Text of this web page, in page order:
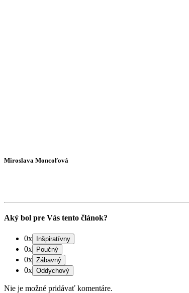
Miroslava Moncoľová
Aký bol pre Vás tento článok?
0x
0x
0x
0x
Nie je možné pridávať komentáre.